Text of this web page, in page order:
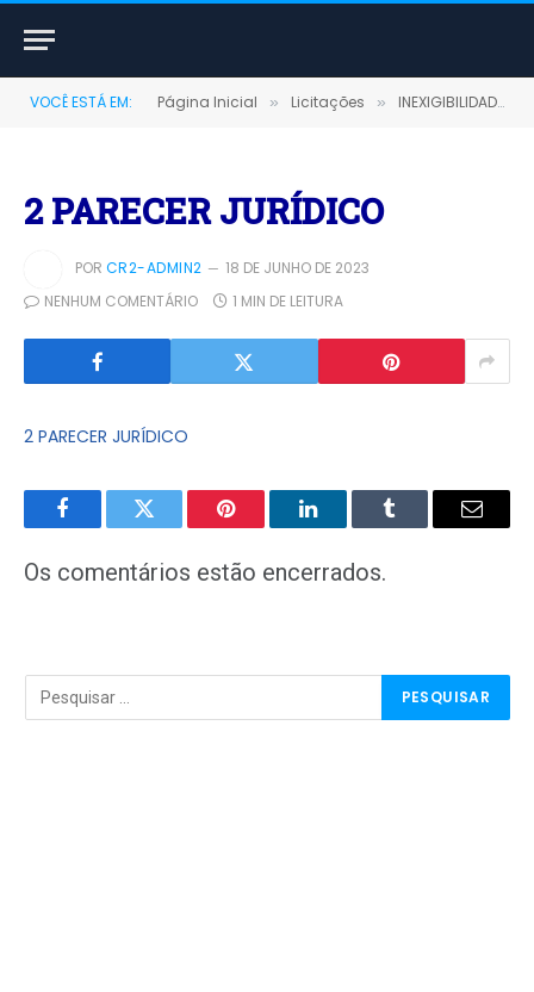
VOCÊ ESTÁ EM: Página Inicial » Licitações » INEXIGIBILIDADE POR CREDENCIAMENTO Nº 001/2023-CHAMADA PUBLICA Nº 001/2023 (PRESTAÇÃO DE SERVIÇOS MÉDICOS)
2 PARECER JURÍDICO
POR CR2-ADMIN2
18 DE JUNHO DE 2023
NENHUM COMENTÁRIO
1 MIN DE LEITURA
2 PARECER JURÍDICO
FacebookTwitter Pinterest LinkedInTumblr
E-
Os comentários estão encerrados.